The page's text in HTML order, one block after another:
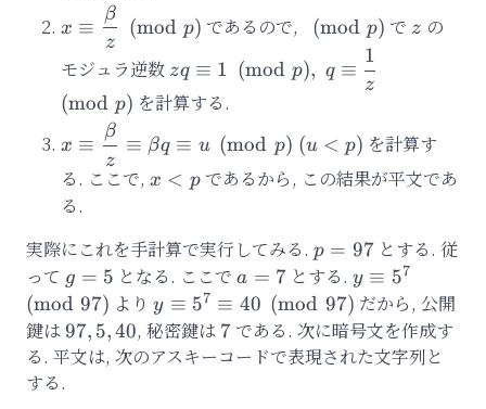
x\equiv
\dfrac{\beta}
{z}\pmod{p}
x ≡
z
β
(mod p) であるので, \pmod{p}
(mod p) で z の
モジュラ逆数
zq\equiv
1\pmod{p},\
q\equiv\dfrac{1}
{z}\pmod{p}
zq ≡ 1 (mod p), q ≡
z
1
(mod p) を計算する.
x\equiv\dfrac{\beta}
{z}\equiv\beta
q\equiv u\pmod{p}\
(u< p)
x ≡
z
β
≡ βq ≡ u (mod p) (u < p) を計算す
る. ここで, x<
x < pであるから, この結果が平文であ
る.
実際にこれを手計算で実行してみる. p=97
p = 97とする. 従
って g=5
g = 5 となる. ここでa=7
a = 7 とする.y\equiv
y ≡ 57
(mod 97) よりy\equiv
5^7\equiv
40\pmod{97}
y ≡ 57 ≡ 40 (mod 97) だから, 公開
鍵は{97,5,40}
97, 5, 40, 秘密鍵は {7}
7である. 次に暗号文を作成す
る. 平文は, 次のアスキーコードで表現された文字列と
する.